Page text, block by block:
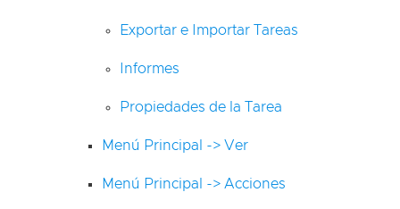
Exportar e Importar Tareas
Informes
Propiedades de la Tarea
Menú Principal -> Ver
Menú Principal -> Acciones